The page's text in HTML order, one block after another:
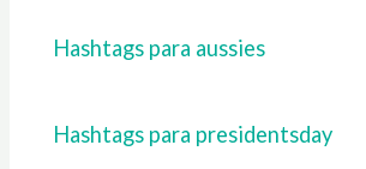
Hashtags para aussies
Hashtags para presidentsday